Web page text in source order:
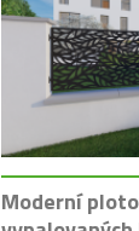
Moderní